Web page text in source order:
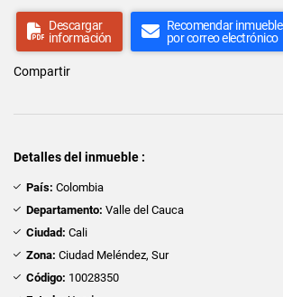
Descargar
información
Recomendar inmueble
por correo electrónico
Compartir
Detalles del inmueble :
País: Colombia
Departamento: Valle del Cauca
Ciudad: Cali
Zona: Ciudad Meléndez, Sur
Código: 10028350